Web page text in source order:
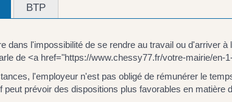
BTP
dans l'impossibilité de se rendre au travail ou d'arriver
de <a href="https://www.chessy77.fr/votre-mairie/
l'employeur n'est pas obligé de rémunérer le
peut prévoir des dispositions plus favorables en matière